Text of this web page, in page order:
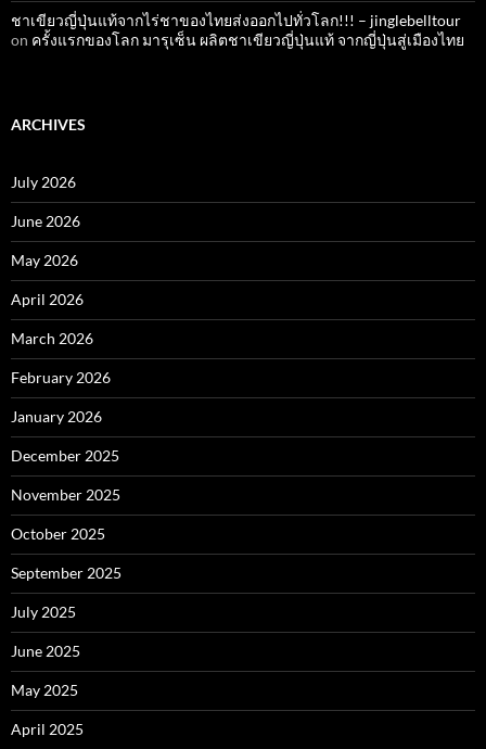
ชาเขียวญี่ปุ่นแท้จากไร่ชาของไทยส่งออกไปทั่วโลก!!! – jinglebelltour
on ครั้งแรกของโลก มารุเซ็น ผลิตชาเขียวญี่ปุ่นแท้ จากญี่ปุ่นสู่เมืองไทย
ARCHIVES
July 2026
June 2026
May 2026
April 2026
March 2026
February 2026
January 2026
December 2025
November 2025
October 2025
September 2025
July 2025
June 2025
May 2025
April 2025